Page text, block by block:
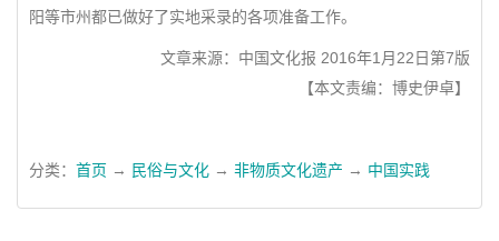
阳等市州都已做好了实地采录的各项准备工作。
文章来源：中国文化报 2016年1月22日第7版
【本文责编：博史伊卓】
分类： 首页 → 民俗与文化 → 非物质文化遗产 → 中国实践